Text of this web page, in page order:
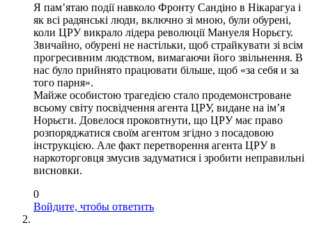
Я пам’ятаю події навколо Фронту Сандіно в Нікарагуа і
як всі радянські люди, включно зі мною, були обурені,
коли ЦРУ викрало лідера революції Мануеля Норьєгу.
Звичайно, обурені не настільки, щоб страйкувати зі всім
прогресивним людством, вимагаючи його звільнення. В
нас було прийнято працювати більше, щоб «за себя и за
того парня».
Майже особистою трагедією стало продемонстроване
всьому світу посвідчення агента ЦРУ, видане на ім’я
Норьєги. Довелося проковтнути, що ЦРУ має право
розпоряджатися своїм агентом згідно з посадовою
інструкцією. Але факт перетворення агента ЦРУ в
наркоторговця змусив задуматися і зробити неправильні
висновки.
0
Войдите, чтобы ответить